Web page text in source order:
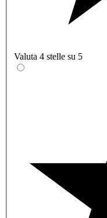
Valuta 4 stelle su 5